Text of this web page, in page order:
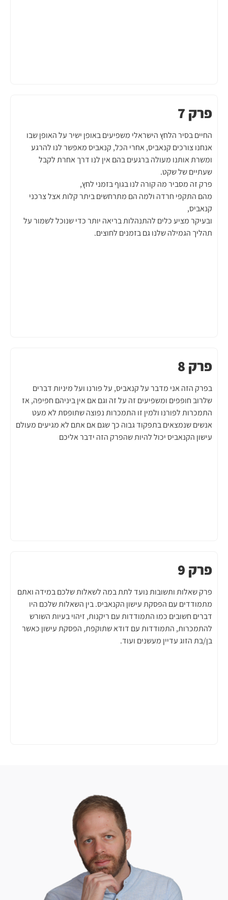
פרק 7
החיים בסיר הלחץ הישראלי משפיעים באופן ישיר על האופן שבו
אנחנו צורכים קנאביס, אחרי הכל, קנאביס מאפשר לנו להרגע
ומשרת אותנו מעולה ברגעים בהם אין לנו דרך אחרת לקבל
שעתיים של שקט.
פרק זה מסביר מה קורה לנו בגוף בזמני לחץ,
מהם התקפי חרדה ולמה הם מתרחשים ביתר קלות אצל צרכני
קנאביס,
ובעיקר מציע כלים להתנהלות בריאה יותר כדי שנוכל לשמור על
תהליך הגמילה שלנו גם בזמנים לחוצים.
פרק 8
בפרק הזה אני מדבר על קנאביס, על פורנו ועל מיניות דברים
שלרוב חופפים ומשפיעים זה על זה וגם אם אין ביניהם חפיפה, אז
התמכרות לפורנו ולמין זו התמכרות נפוצה שתופסת לא מעט
אנשים שנמצאים בתפקוד גבוה כך שגם אם אתם לא מגיעים מעולם
עישון הקנאביס יכול להיות שהפרק הזה ידבר אליכם
פרק 9
פרק שאלות ותשובות נועד לתת במה לשאלות שלכם במידה ואתם
מתמודדים עם הפסקת עישון הקנאביס. בין השאלות שלכם היו
דברים חשובים כמו התמודדות עם ריקנות, זיהוי בעיות השורש
להתמכרות, התמודדות עם דודא שתוקפת, הפסקת עישון כאשר
בן/בת הזוג עדיין מעשנים ועוד.